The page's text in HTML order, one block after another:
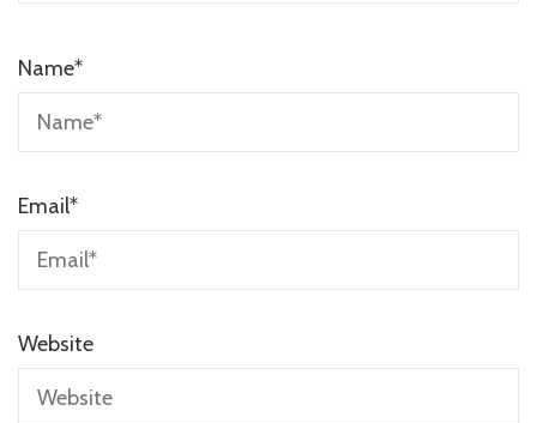
Name*
Email*
Website